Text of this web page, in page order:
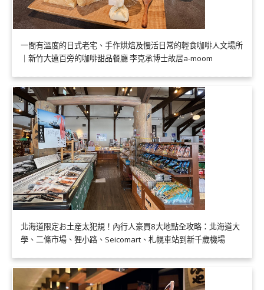
一間有溫度的日式老宅、手作烘焙及慢活日常的輕食咖啡人文場所
｜新竹大遠百旁的咖啡甜品餐廳 李克承博士故居a-moom
北海道限定お土産太犯規！內行人豪買8大地點全攻略：北海道大
學、二條市場、狸小路、Seicomart、札幌車站到新千歲機場